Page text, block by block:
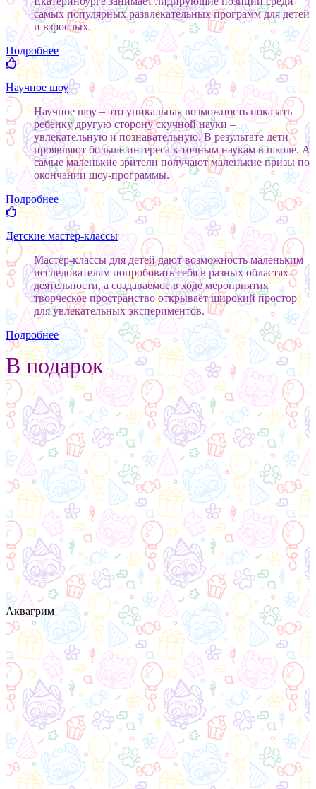
самых популярных развлекательных программ для детей
и взрослых.
Подробнее
Научное шоу
Научное шоу – это уникальная возможность показать
ребенку другую сторону скучной науки –
увлекательную и познавательную. В результате дети
проявляют больше интереса к точным наукам в школе. А
самые маленькие зрители получают маленькие призы по
окончании шоу-программы.
Подробнее
Детские мастер-классы
Мастер-классы для детей дают возможность маленьким
исследователям попробовать себя в разных областях
деятельности, а создаваемое в ходе мероприятия
творческое пространство открывает широкий простор
для увлекательных экспериментов.
Подробнее
В подарок
Аквагрим